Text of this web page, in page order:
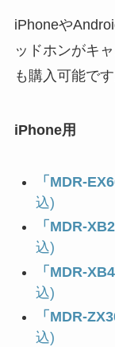
iPhoneや
ッドホンがキ
も購入可能です
iPhone用
「MDR-
込)
「MDR-
込)
「MDR-
込)
「MDR-
込)